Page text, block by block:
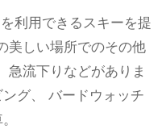
利用できるスキーを提
美しい場所でのその他
急流下りなどがありま
グ、 バードウォッチ